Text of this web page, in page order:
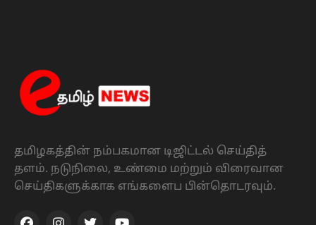
தமிழகத்தின் நம்பகமான டிஜிட்டல் செய்தித்
தளம். நடுநிலை, உண்மை மற்றும் விரைவான
செய்திகளுக்காக எங்களைப பின்தொடரவும்.